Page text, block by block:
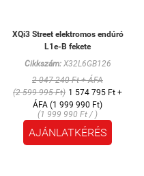
XQi3 Street elektromos endúró
L1e-B fekete
Cikkszám:X32L6GB126
2 047 240 Ft + ÁFA
(2 599 995 Ft) 1 574 795 Ft +
ÁFA (1 999 990 Ft)
(1 999 990 Ft / )
AJÁNLATKÉRÉS